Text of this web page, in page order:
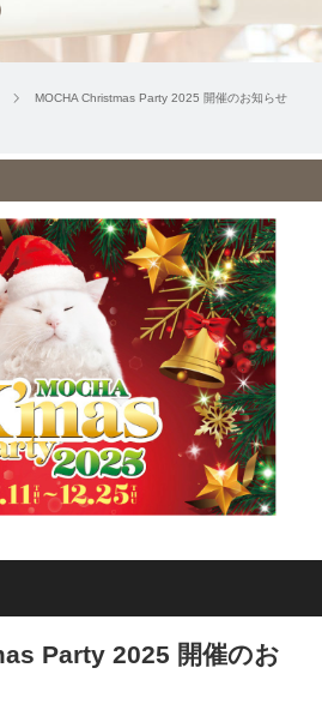
MOCHA Christmas Party 2025 開催のお知らせ
Party 2025 開催のお